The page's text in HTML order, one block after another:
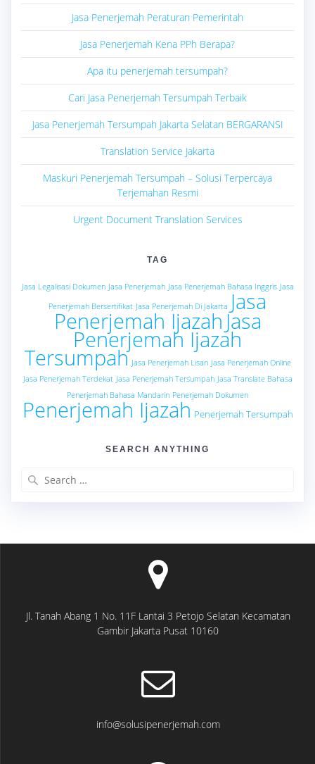
Jasa Penerjemah Peraturan Pemerintah
Jasa Penerjemah Kena PPh Berapa?
Apa itu penerjemah tersumpah?
Cari Jasa Penerjemah Tersumpah Terbaik
Jasa Penerjemah Tersumpah Jakarta Selatan BERGARANSI
Translation Service Jakarta
Maskuri Penerjemah Tersumpah – Solusi Terpercaya
Terjemahan Resmi
Urgent Document Translation Services
TAG
Jasa Legalisasi Dokumen Jasa Penerjemah Jasa Penerjemah Bahasa Inggris Jasa
Penerjemah Bersertifikat Jasa Penerjemah Di Jakarta Jasa
Penerjemah Ijazah Jasa
Penerjemah Ijazah
Tersumpah Jasa Penerjemah Lisan Jasa Penerjemah Online
Jasa Penerjemah Terdekat Jasa Penerjemah Tersumpah Jasa Translate Bahasa
Penerjemah Bahasa Mandarin Penerjemah Dokumen
Penerjemah Ijazah Penerjemah Tersumpah
SEARCH ANYTHING
Jl. Tanah Abang 1 No. 11F Lantai 3 Petojo Selatan Kecamatan
Gambir Jakarta Pusat 10160
info@solusipenerjemah.com